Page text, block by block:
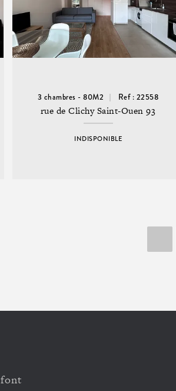
3 chambres - 80M2 Ref : 22558
rue de Clichy Saint-Ouen 93
INDISPONIBLE